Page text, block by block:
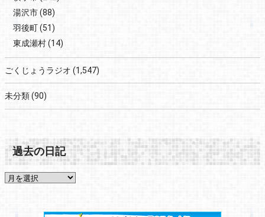
湯沢市(88)
羽後町(51)
東成瀬村(14)
ごくじょうラジオ (1,547)
未分類(90)
過去の日記